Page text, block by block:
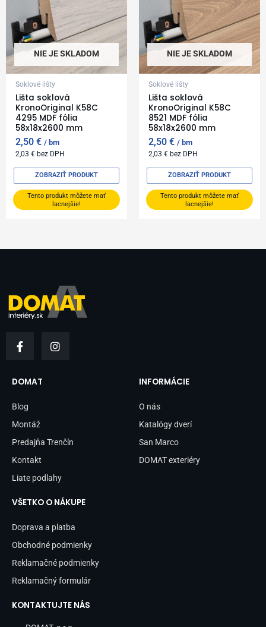
NIE JE SKLADOM
Soklové lišty
Lišta soklová
KronoOriginal K58C
4295 MDF fólia
58x18x2600 mm
2,50€ bm
2,03€ bez DPH
Tento produkt môžete mať
lacnejšie!
ZOBRAZIŤ PRODUKT
NIE JE SKLADOM
Soklové lišty
Lišta soklová
KronoOriginal K58C
8521 MDF fólia
58x18x2600 mm
2,50€ bm
2,03€ bez DPH
Tento produkt môžete mať
lacnejšie!
ZOBRAZIŤ PRODUKT
a
b
o
k
-
n
DOMAT
Blog
Montáž
Predajňa Trenčín
Kontakt
Liate podlahy
INFORMÁCIE
O nás
Katalógy dverí
San Marco
DOMAT exteriéry
VŠETKO O NÁKUPE
Doprava a platba
Obchodné podmienky
Reklamačné podmienky
Reklamačný formulár
KONTAKTUJTE NÁS